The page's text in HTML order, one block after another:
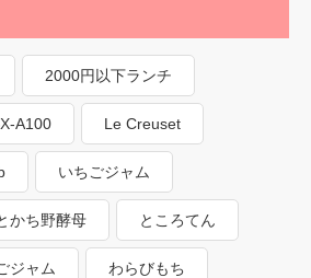
2000円以下ランチ
A100 Le Creuset
いちごジャム
かち野酵母 ところてん
ジャム わらびもち